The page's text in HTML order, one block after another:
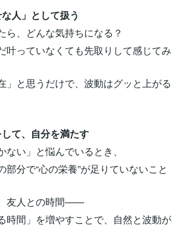
人」として扱う
ら、どんな気持ちになる？
叶っていなくても先取りして感じてみ
」と思うだけで、波動はグッと上がる
て、自分を満たす
ない」と悩んでいるとき、
部分で“心の栄養”が足りていないこと
友人との時間――
時間」を増やすことで、自然と波動が